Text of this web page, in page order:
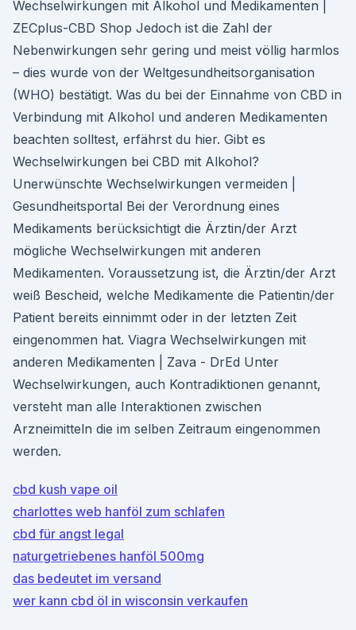
Wechselwirkungen mit Alkohol und Medikamenten |
ZECplus-CBD Shop Jedoch ist die Zahl der
Nebenwirkungen sehr gering und meist völlig harmlos
– dies wurde von der Weltgesundheitsorganisation
(WHO) bestätigt. Was du bei der Einnahme von CBD in
Verbindung mit Alkohol und anderen Medikamenten
beachten solltest, erfährst du hier. Gibt es
Wechselwirkungen bei CBD mit Alkohol?
Unerwünschte Wechselwirkungen vermeiden |
Gesundheitsportal Bei der Verordnung eines
Medikaments berücksichtigt die Ärztin/der Arzt
mögliche Wechselwirkungen mit anderen
Medikamenten. Voraussetzung ist, die Ärztin/der Arzt
weiß Bescheid, welche Medikamente die Patientin/der
Patient bereits einnimmt oder in der letzten Zeit
eingenommen hat. Viagra Wechselwirkungen mit
anderen Medikamenten | Zava - DrEd Unter
Wechselwirkungen, auch Kontradiktionen genannt,
versteht man alle Interaktionen zwischen
Arzneimitteln die im selben Zeitraum eingenommen
werden.
cbd kush vape oil
charlottes web hanföl zum schlafen
cbd für angst legal
naturgetriebenes hanföl 500mg
das bedeutet im versand
wer kann cbd öl in wisconsin verkaufen